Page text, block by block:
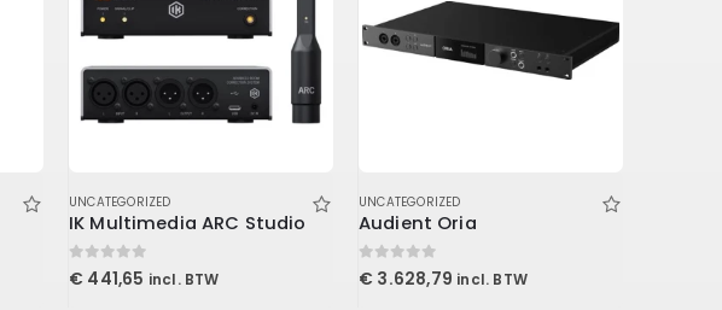
UNCATEGORIZED
IK Multimedia ARC Studio
0out of 5
€ 441,65 incl. BTW
UNCATEGORIZED
Audient Oria
0out of 5
€ 3.628,79 incl. BTW